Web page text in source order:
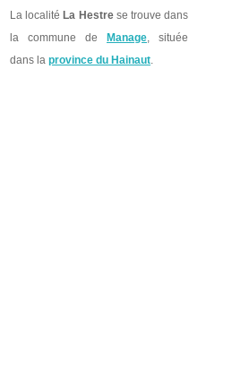
La localité La Hestrese trouve dans
la commune de
Manage, située
dans la province du Hainaut.